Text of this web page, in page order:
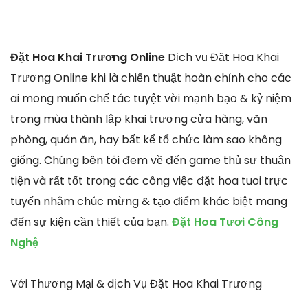
Đặt Hoa Khai Trương Online Dịch vụ Đặt Hoa Khai
Trương Online khi là chiến thuật hoàn chỉnh cho các
ai mong muốn chế tác tuyệt vời mạnh bạo & kỷ niệm
trong mùa thành lập khai trương cửa hàng, văn
phòng, quán ăn, hay bất kể tổ chức làm sao không
giống. Chúng bên tôi đem về đến game thủ sự thuận
tiện và rất tốt trong các công việc đặt hoa tuoi trực
tuyến nhằm chúc mừng & tạo điểm khác biệt mang
đến sự kiện cần thiết của bạn. Đặt Hoa Tươi Công
Nghệ
Với Thương Mại & dịch Vụ Đặt Hoa Khai Trương